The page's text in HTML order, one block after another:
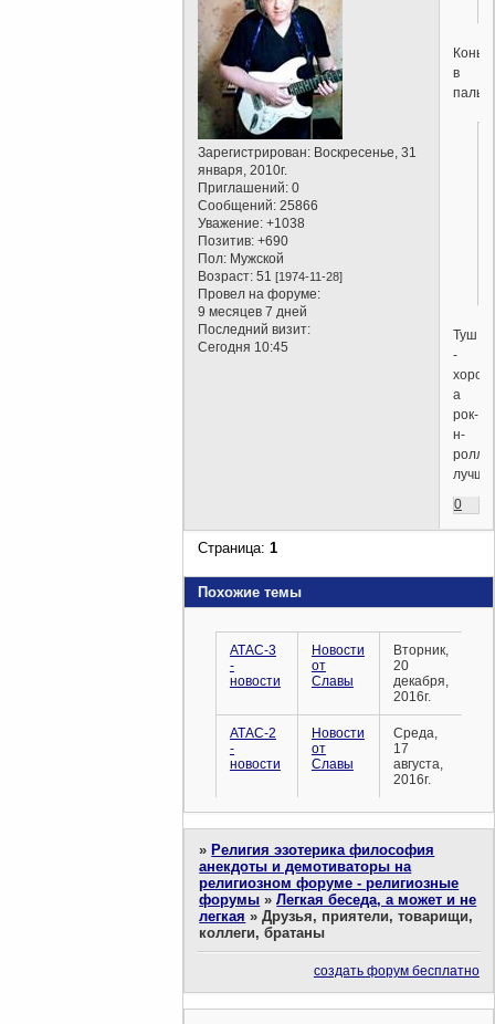
Зарегистрирован: Воскресенье, 31
января, 2010г.
Приглашений: 0
Сообщений: 25866
Уважение: +1038
Позитив: +690
Пол: Мужской
Возраст: 51[1974-11-28]
Провел на форуме:
9 месяцев 7 дней
Последний визит:
Сегодня 10:45
Конь
в
Туш
-
а
рок-
н-
ролл
лучше
0
Страница:1
Похожие темы
АТАС-3
-
новости
Новости
от
Славы
Вторник,
20
декабря,
2016г.
АТАС-2
-
новости
Новости
от
Славы
Среда,
17
августа,
2016г.
» Религия эзотерика философия
анекдоты и демотиваторы на
религиозном форуме - религиозные
форумы »Легкая беседа, а может и не
легкая »Друзья, приятели, товарищи,
коллеги, братаны
создать форум бесплатно